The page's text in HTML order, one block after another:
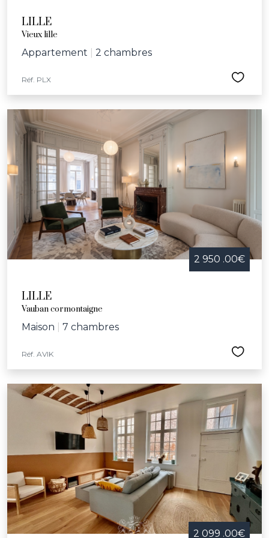
LILLE
Vieux lille
Appartement 2 chambres
Réf. PLX
2 950 .00€
LILLE
Vauban cormontaigne
Maison 7 chambres
Réf. AVIK
2 099 .00€